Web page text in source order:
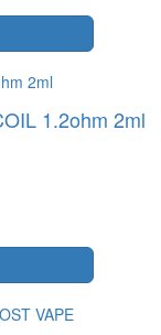
1.2ohm 2ml